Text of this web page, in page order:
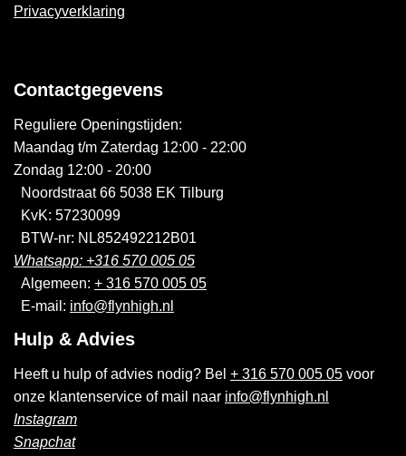
Privacyverklaring
Contactgegevens
Reguliere Openingstijden:
Maandag t/m Zaterdag 12:00 - 22:00
Zondag 12:00 - 20:00
Noordstraat 66 5038 EK Tilburg
KvK: 57230099
BTW-nr: NL852492212B01
Whatsapp: +316 570 005 05
Algemeen: + 316 570 005 05
E-mail: info@flynhigh.nl
Hulp & Advies
Heeft u hulp of advies nodig? Bel + 316 570 005 05 voor
onze klantenservice of mail naar info@flynhigh.nl
Instagram
Snapchat